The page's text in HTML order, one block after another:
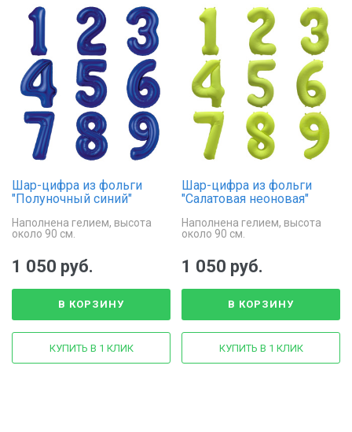
Шар-цифра из фольги
"Полуночный синий"
Наполнена гелием, высота
около 90 см.
1 050 руб.
В КОРЗИНУ
КУПИТЬ В 1 КЛИК
Шар-цифра из фольги
"Салатовая неоновая"
Наполнена гелием, высота
около 90 см.
1 050 руб.
В КОРЗИНУ
КУПИТЬ В 1 КЛИК